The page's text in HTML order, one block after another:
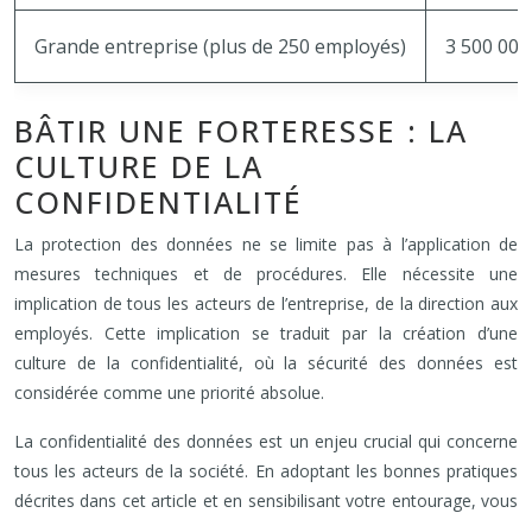
Grande entreprise (plus de 250 employés) 3 500
BÂTIR UNE FORTERESSE : LA
CULTURE DE LA
CONFIDENTIALITÉ
La protection des données ne se limite pas à l’application de
mesures techniques et de procédures. Elle nécessite une
implication de tous les acteurs de l’entreprise, de la direction aux
employés. Cette implication se traduit par la création d’une
culture de la confidentialité, où la sécurité des données est
considérée comme une priorité absolue.
La confidentialité des données est un enjeu crucial qui concerne
tous les acteurs de la société. En adoptant les bonnes pratiques
décrites dans cet article et en sensibilisant votre entourage, vous